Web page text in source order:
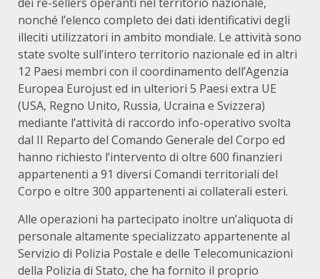
nonché l’elenco completo dei dati identificativi degli
illeciti utilizzatori in ambito mondiale. Le attività sono
state svolte sull’intero territorio nazionale ed in altri
12 Paesi membri con il coordinamento dell’Agenzia
Europea Eurojust ed in ulteriori 5 Paesi extra UE
(USA, Regno Unito, Russia, Ucraina e Svizzera)
mediante l’attività di raccordo info-operativo svolta
dal II Reparto del Comando Generale del Corpo ed
hanno richiesto l’intervento di oltre 600 finanzieri
appartenenti a 91 diversi Comandi territoriali del
Corpo e oltre 300 appartenenti ai collaterali esteri.
Alle operazioni ha partecipato inoltre un’aliquota di
personale altamente specializzato appartenente al
Servizio di Polizia Postale e delle Telecomunicazioni
della Polizia di Stato, che ha fornito il proprio